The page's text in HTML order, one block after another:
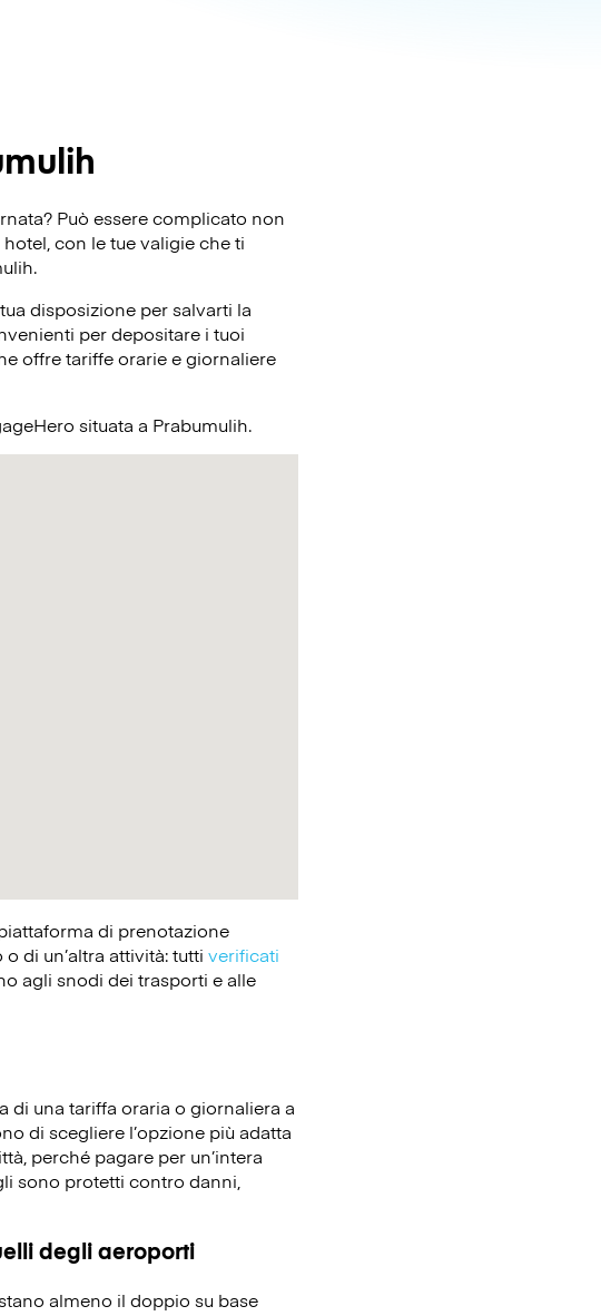
Può essere complicato non
con le tue valigie che ti
disposizione per salvarti la
per depositare i tuoi
offre tariffe orarie e giornaliere
situata a Prabumulih.
di prenotazione
di un’altra attività: tutti verificati
agli snodi dei trasporti e alle
di una tariffa oraria o giornaliera a
di scegliere l’opzione più adatta
perché pagare per un’intera
sono protetti contro danni,
degli aeroporti
almeno il doppio su base